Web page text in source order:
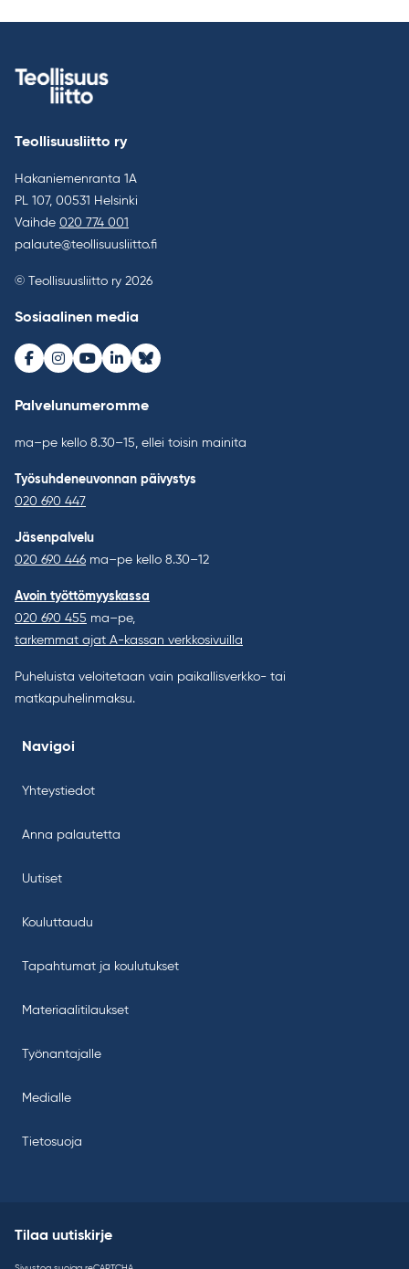
Teollisuusliitto ry
Hakaniemenranta 1A
PL 107, 00531 Helsinki
Vaihde 020 774 001
palaute@teollisuusliitto.fi
© Teollisuusliitto ry 2026
Sosiaalinen media
Facebook
Instagram
Youtube
LinkedInBluesky
Palvelunumeromme
ma–pe kello 8.30–15, ellei toisin mainita
Työsuhdeneuvonnan päivystys
020 690 447
Jäsenpalvelu
020 690 446 ma–pe kello 8.30–12
Avoin työttömyyskassa
020 690 455 ma–pe,
tarkemmat ajat A-kassan verkkosivuilla
Puheluista veloitetaan vain paikallisverkko- tai
matkapuhelinmaksu.
Navigoi
Yhteystiedot
Anna palautetta
Uutiset
Kouluttaudu
Tapahtumat ja koulutukset
Materiaalitilaukset
Työnantajalle
Medialle
Tietosuoja
Tilaa uutiskirje